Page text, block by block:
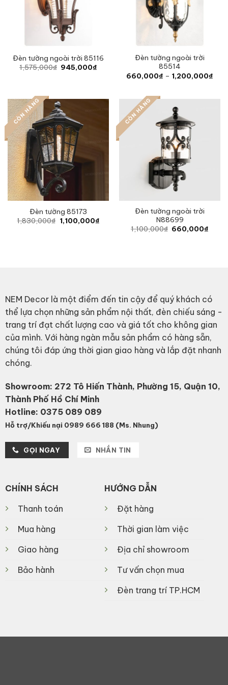
Đèn tường ngoài trời 85116
1,575,000₫ Original
price
945,000₫
Đèn tường ngoài trời
85514
660,000₫ – 1,200,000₫
CÒN HÀNG
Đèn tường 85173
1,830,000₫ Original
price
1,100,000₫Current
CÒN HÀNG
Đèn tường ngoài trời
N88699
1,100,000₫ Original
price
660,000₫
NEM Decor là một điểm đến tin cậy để quý khách có
thể lựa chọn những sản phẩm nội thất, đèn chiếu sáng -
trang trí đạt chất lượng cao và giá tốt cho không gian
của mình. Với hàng ngàn mẫu sản phẩm có hàng sẵn,
chúng tôi đáp ứng thời gian giao hàng và lắp đặt nhanh
chóng.
Showroom: 272 Tô Hiến Thành, Phường 15, Quận 10,
Thành Phố Hồ Chí Minh
Hotline: 0375 089 089
Hỗ trợ/Khiếu nại 0989 666 188 (Ms. Nhung)
GỌI NGAY NHẮN TIN
CHÍNH SÁCH
Thanh toán
Mua hàng
Giao hàng
Bảo hành
HƯỚNG DẪN
Đặt hàng
Thời gian làm việc
Địa chỉ showroom
Tư vấn chọn mua
Đèn trang trí TP.HCM